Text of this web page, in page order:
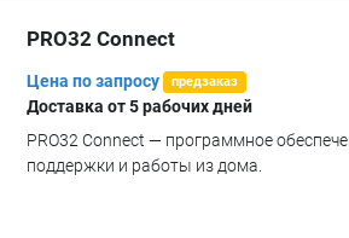
PRO32 Connect
Цена по запросу предзаказ
Доставка от 5 рабочих дней
PRO32 Connect — программное
поддержки и работы из дома.